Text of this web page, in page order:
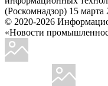
(Роскомнадзор) 15 марта
© 2020-2026
«Новости